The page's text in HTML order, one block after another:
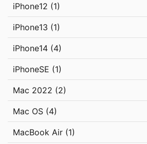
iPhone12 (1)
iPhone13 (1)
iPhone14 (4)
iPhoneSE (1)
Mac 2022 (2)
Mac OS (4)
MacBook Air (1)